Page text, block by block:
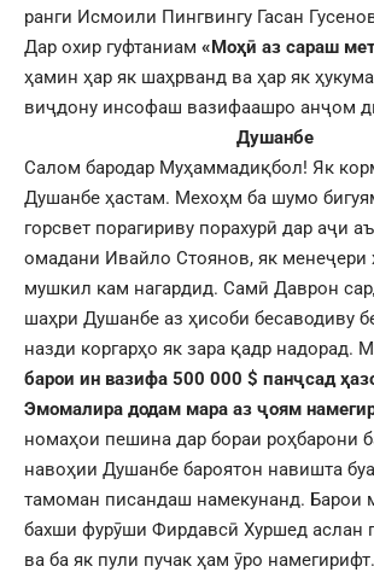
ранги Исмоили Пингвингу Гасан
Дар охир гуфтаниам «Моҳӣ аз сараш
ҳамин ҳар як шаҳрванд ва ҳар як
виҷдону инсофаш вазифаашро анҷом
Душанбе
Салом бародар Муҳаммадиқбол! Як
Душанбе ҳастам. Мехоҳм ба шумо
горсвет порагириву порахурӣ дар аҷи
омадани Ивайло Стоянов, як менеҷери
мушкил кам нагардид. Самӣ Даврон
шаҳри Душанбе аз ҳисоби бесаводиву
назди коргарҳо як зара қадр надорад.
барои ин вазифа 500 000 $ панҷсад
Эмомалира додам мара аз ҷоям
номаҳои пешина дар бораи роҳбарони
навоҳии Душанбе бароятон навишта
тамоман писандаш намекунанд. Барои
бахши фурӯши Фирдавсӣ Хуршед аслан
ва ба як пули пучак ҳам ӯро намегирифт.